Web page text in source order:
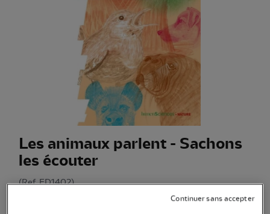
Les animaux parlent - Sachons
les écouter
(Ref.ED1402)
Continuer sans accepter